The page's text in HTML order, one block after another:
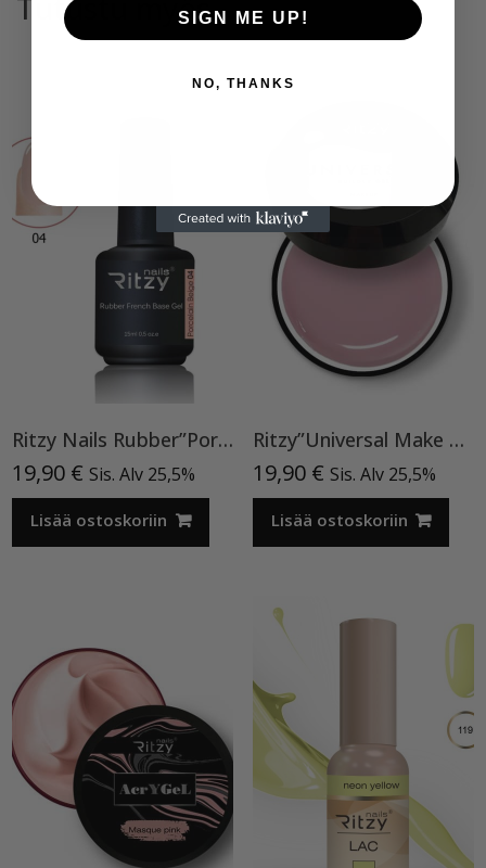
Ritzy Nails Rubber”Porcelain Beige” 04,15ml
19,90 € Sis. Alv 25,5%
Lisää ostoskoriin
Ritzy”Universal Make Up”15ml, rakennegeeli TPO vapaa
19,90 € Sis. Alv 25,5%
Lisää ostoskoriin
SIGN ME UP!
NO, THANKS